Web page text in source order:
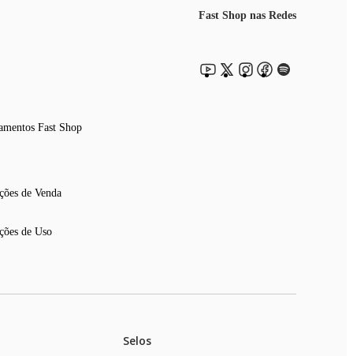
Fast Shop
de Venda
de Uso
Fast Shop nas Redes
Selos